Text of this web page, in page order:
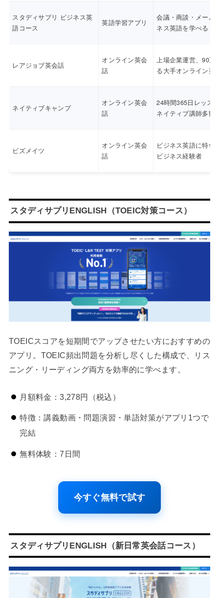
スタディサプリ ビジネス英
語コース
英語学習アプリ
会議・商談・メール
ネス英語を学べる
レアジョブ英会話
オンライン英会
話
上場企業運営、90万
る大手オンライン英
ネイティブキャンプ
オンライン英会
話
24時間365日レッス
ネイティブ講師多数
ビズメイツ
オンライン英会
話
ビジネス英語に特化
ビジネス経験者
スタディサプリENGLISH（TOEIC対策コース）
TOEICスコアを短期間でアップさせたい方におすすめの
アプリ。TOEIC頻出問題を分析し尽くした構成で、リス
ニング・リーディング両方を効率的に学べます。
月額料金：3,278円（税込）
特徴：講義動画・問題演習・単語対策がアプリ1つで
完結
無料体験：7日間
今すぐ無料で試す
スタディサプリENGLISH（新日常英会話コース）